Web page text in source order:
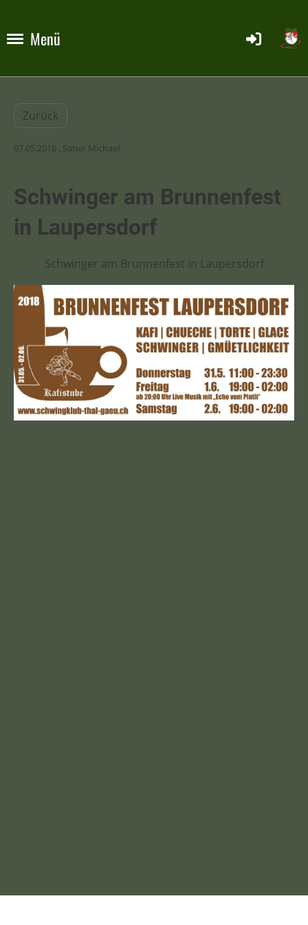
Menü
Zurück
07.05.2018 , Saner Michael
Schwinger am Brunnenfest
in Laupersdorf
Schwinger am Brunnenfest in Laupersdorf